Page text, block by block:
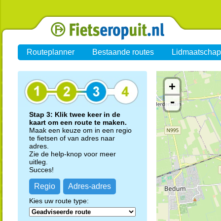
Routeplanner Bestaande routes Lidmaatschap
Stap 3: Klik twee keer in de
kaart om een route te maken.
Maak een keuze om in een regio
te fietsen of van adres naar
adres.
Zie de help-knop voor meer
uitleg.
Succes!
Regio Adres-adres
Kies uw route type:
+
-